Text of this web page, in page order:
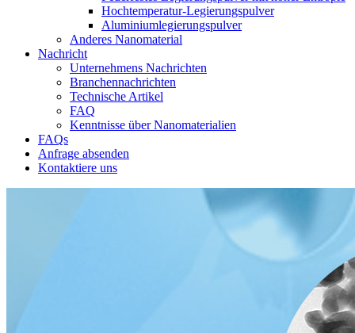
Hochtemperatur-Legierungspulver
Aluminiumlegierungspulver
Anderes Nanomaterial
Nachricht
Unternehmens Nachrichten
Branchennachrichten
Technische Artikel
FAQ
Kenntnisse über Nanomaterialien
FAQs
Anfrage absenden
Kontaktiere uns